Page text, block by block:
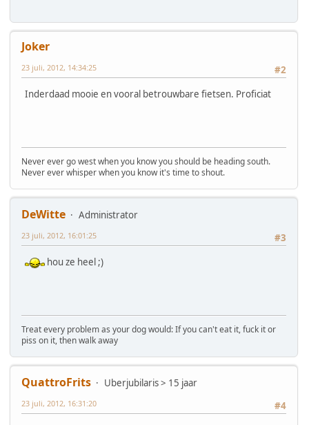
Joker
#2
23 juli, 2012, 14:34:25
Inderdaad mooie en vooral betrouwbare fietsen. Proficiat
Never ever go west when you know you should be heading south.
Never ever whisper when you know it's time to shout.
DeWitte
Administrator
#3
23 juli, 2012, 16:01:25
hou ze heel ;)
Treat every problem as your dog would: If you can't eat it, fuck it or
piss on it, then walk away
QuattroFrits
Uberjubilaris > 15 jaar
#4
23 juli, 2012, 16:31:20